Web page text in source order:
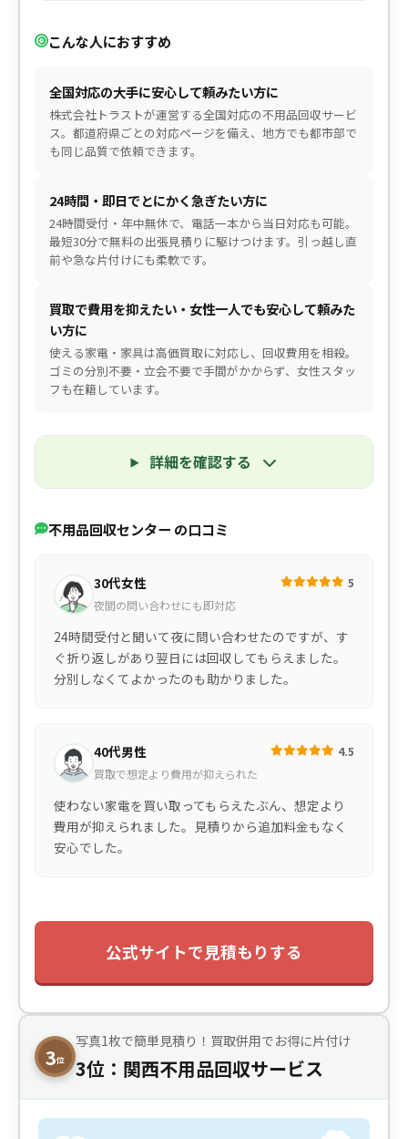
こんな人におすすめ
全国対応の大手に安心して頼みたい方に
株式会社トラストが運営する全国対応の不用品回収サービ
ス。都道府県ごとの対応ページを備え、地方でも都市部で
も同じ品質で依頼できます。
24時間・即日でとにかく急ぎたい方に
24時間受付・年中無休で、電話一本から当日対応も可能。
最短30分で無料の出張見積りに駆けつけます。引っ越し直
前や急な片付けにも柔軟です。
買取で費用を抑えたい・女性一人でも安心して頼みた
い方に
使える家電・家具は高価買取に対応し、回収費用を相殺。
ゴミの分別不要・立会不要で手間がかからず、女性スタッ
フも在籍しています。
詳細を確認する
不用品回収センター の口コミ
30代女性
夜間の問い合わせにも即対応
5
24時間受付と聞いて夜に問い合わせたのですが、す
ぐ折り返しがあり翌日には回収してもらえました。
分別しなくてよかったのも助かりました。
40代男性
買取で想定より費用が抑えられた
4.5
使わない家電を買い取ってもらえたぶん、想定より
費用が抑えられました。見積りから追加料金もなく
安心でした。
公式サイトで見積もりする
3位
写真1枚で簡単見積り！買取併用でお得に片付け
3位：関西不用品回収サービス